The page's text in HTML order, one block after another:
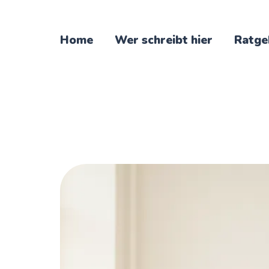
Home Wer schreibt hier